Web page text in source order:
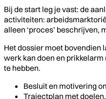
Bij de start leg je vast: de
activiteiten:
alleen ‘proces’ beschrijven,
Het dossier moet bovendien
werk kan doen en
te hebben.
Besluit en motivering
Trajectplan met